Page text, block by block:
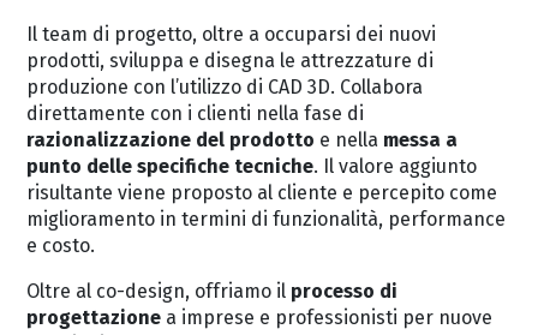
Il team di progetto, oltre a occuparsi dei nuovi
prodotti, sviluppa e disegna le attrezzature di
produzione con l’utilizzo di CAD 3D. Collabora
direttamente con i clienti nella fase di
razionalizzazione del prodotto e nella messa a
punto delle specifiche tecniche. Il valore aggiunto
risultante viene proposto al cliente e percepito come
miglioramento in termini di funzionalità, performance
e costo.
Oltre al co-design, offriamo il processo di
progettazione a imprese e professionisti per nuove